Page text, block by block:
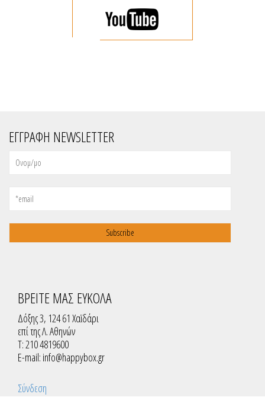
ΕΓΓΡΑΦΗ NEWSLETTER
ΒΡΕΙΤΕ ΜΑΣ ΕΥΚΟΛΑ
Δόξης 3, 124 61 Χαϊδάρι
επί της Λ. Αθηνών
T: 210 4819600
E-mail: info@happybox.gr
Σύνδεση